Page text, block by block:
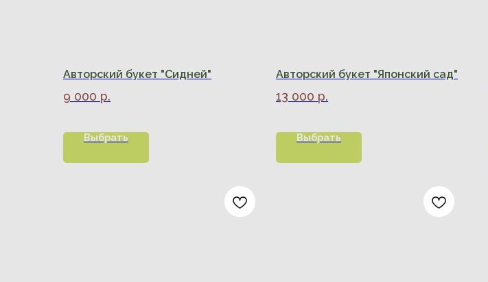
Авторский букет "Сидней"
9 000 р.
Выбрать
Авторский букет "Японский сад"
13 000 р.
Выбрать